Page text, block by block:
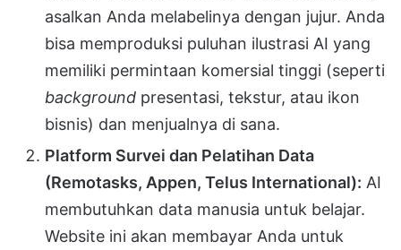
asalkan Anda melabelinya dengan jujur. Anda
bisa memproduksi puluhan ilustrasi AI yang
memiliki permintaan komersial tinggi (seperti
background presentasi, tekstur, atau ikon
bisnis) dan menjualnya di sana.
Platform Survei dan Pelatihan Data
(Remotasks, Appen, Telus International): AI
membutuhkan data manusia untuk belajar.
Website ini akan membayar Anda untuk